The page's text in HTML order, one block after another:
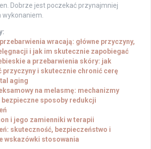
Dobrze jest poczekać przynajmniej
wracają: główne przyczyny,
i jak im skutecznie zapobiegać
a przebarwienia skóry: jak
przyczyny i skutecznie chronić cerę
aging
na melasmę: mechanizmy
bezpieczne sposoby redukcji
i jego zamienniki w terapii
skuteczność, bezpieczeństwo i
wskazówki stosowania